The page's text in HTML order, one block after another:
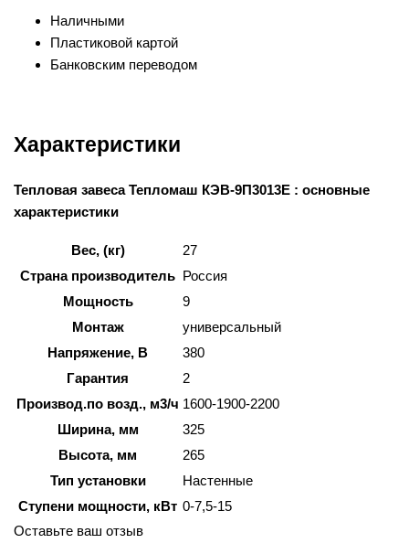
Наличными
Пластиковой картой
Банковским переводом
Характеристики
Тепловая завеса Тепломаш КЭВ-9П3013Е : основные
характеристики
Вес, (кг)
27
Страна производитель Россия
Мощность
9
Монтаж
универсальный
Напряжение, В
380
Гарантия
2
Производ.по возд., м3/ч 1600-1900-2200
Ширина, мм
325
Высота, мм
265
Тип установки
Настенные
Ступени мощности, кВт 0-7,5-15
Оставьте ваш отзыв